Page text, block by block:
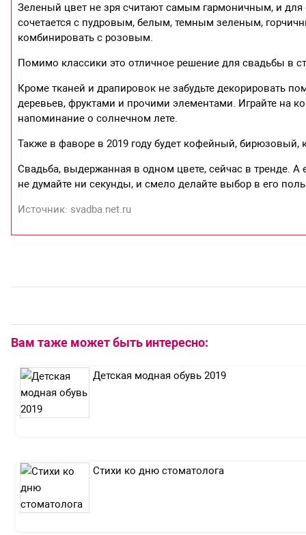
Зеленый цвет не зря считают самым гармоничным, и
сочетается с пудровым, белым, темным зеленым,
комбинировать с розовым.
Помимо классики это отличное решение для свадьбы в
Кроме тканей и драпировок не забудьте декорировать
деревьев, фруктами и прочими элементами. Играйте на
напоминание о солнечном лете.
Также в фаворе в 2019 году будет кофейный, бирюзовый,
Свадьба, выдержанная в одном цвете, сейчас в тренде.
не думайте ни секунды, и смело делайте выбор в его
Источник: svadba.net.ru
Вам таже может быть интересно:
Детская модная обувь 2019
Стихи ко дню стоматолога